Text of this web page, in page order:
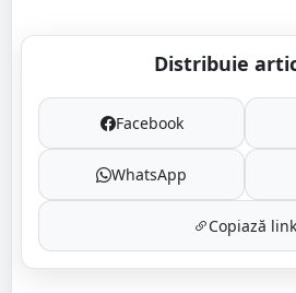
Distribuie
Facebook
WhatsApp
Copiază link